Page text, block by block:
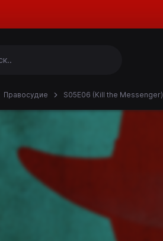
Правосудие S05E06 (Kill the Messenger)